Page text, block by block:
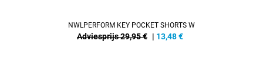
NWLPERFORM KEY POCKET SHORTS W
Adviesprijs 29,95 € | 13,48€